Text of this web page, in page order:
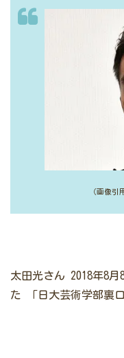
（画像引
太田光さん 2018年8
た
「日大芸術学部裏